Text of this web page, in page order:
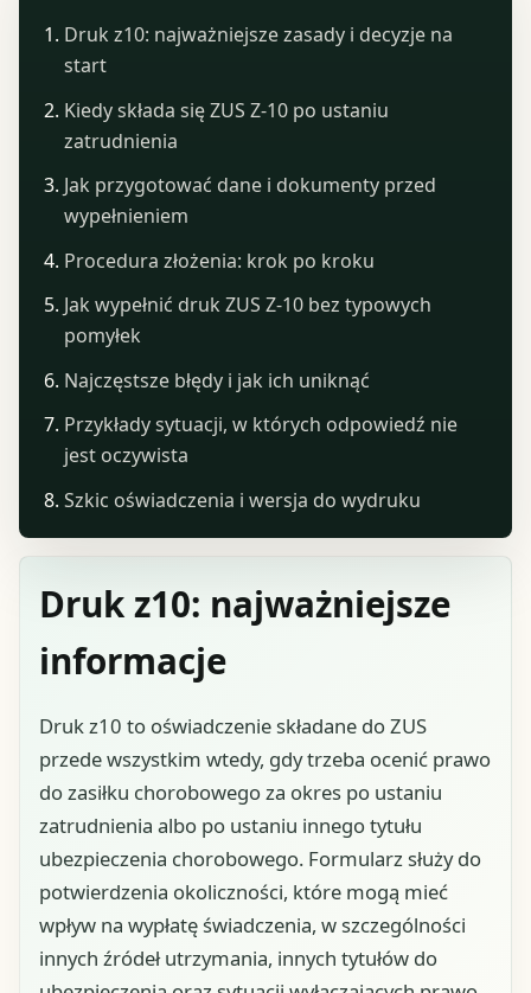
Druk z10: najważniejsze
informacje
Druk z10 to oświadczenie składane do ZUS
przede wszystkim wtedy, gdy trzeba ocenić prawo
do zasiłku chorobowego za okres po ustaniu
zatrudnienia albo po ustaniu innego tytułu
ubezpieczenia chorobowego. Formularz służy do
potwierdzenia okoliczności, które mogą mieć
wpływ na wypłatę świadczenia, w szczególności
innych źródeł utrzymania, innych tytułów do
Druk z10: najważniejsze zasady i decyzje na
start
Kiedy składa się ZUS Z-10 po ustaniu
zatrudnienia
Jak przygotować dane i dokumenty przed
wypełnieniem
Procedura złożenia: krok po kroku
Jak wypełnić druk ZUS Z-10 bez typowych
pomyłek
Najczęstsze błędy i jak ich uniknąć
Przykłady sytuacji, w których odpowiedź nie
jest oczywista
Szkic oświadczenia i wersja do wydruku